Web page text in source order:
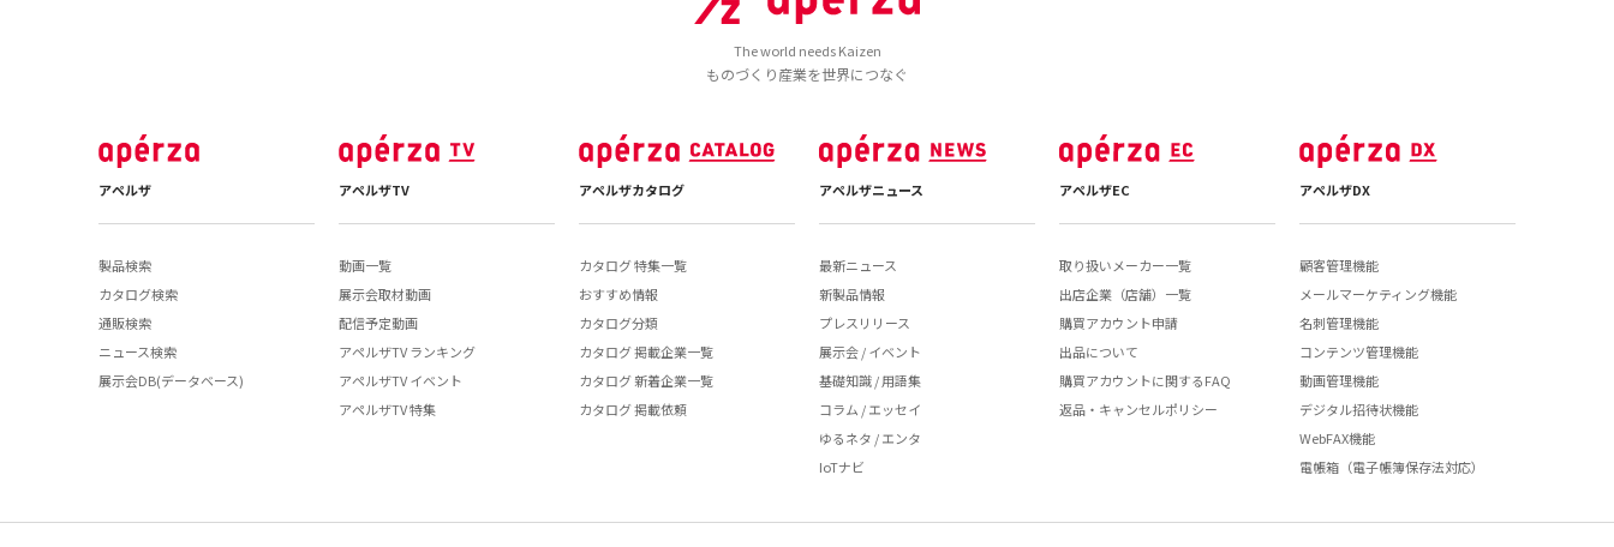
The world needs Kaizen
ものづくり産業を世界につなぐ
アペルザ
製品検索
カタログ検索
通販検索
ニュース検索
展示会DB(データベース)
アペルザTV
動画一覧
展示会取材動画
配信予定動画
アペルザTV ランキング
アペルザTV イベント
アペルザTV 特集
アペルザカタログ
カタログ 特集一覧
おすすめ情報
カタログ分類
カタログ 掲載企業一覧
カタログ 新着企業一覧
カタログ 掲載依頼
アペルザニュース
最新ニュース
新製品情報
プレスリリース
展示会 / イベント
基礎知識 / 用語集
コラム / エッセイ
ゆるネタ / エンタ
IoTナビ
アペルザEC
取り扱いメーカー一覧
出店企業（店舗）一覧
購買アカウント申請
出品について
購買アカウントに関するFAQ
返品・キャンセルポリシー
アペルザDX
顧客管理機能
メールマーケティング機能
名刺管理機能
コンテンツ管理機能
動画管理機能
デジタル招待状機能
WebFAX機能
電帳箱（電子帳簿保存法対応）